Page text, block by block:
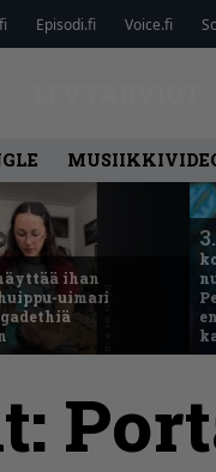
Episodi.fi Voice.fi
ihan
uimari
3.